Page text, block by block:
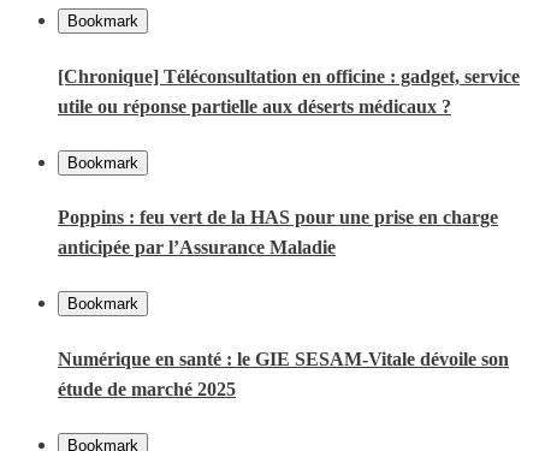
Bookmark
[Chronique] Téléconsultation en officine : gadget, service
utile ou réponse partielle aux déserts médicaux ?
Bookmark
Poppins : feu vert de la HAS pour une prise en charge
anticipée par l’Assurance Maladie
Bookmark
Numérique en santé : le GIE SESAM-Vitale dévoile son
étude de marché 2025
Bookmark